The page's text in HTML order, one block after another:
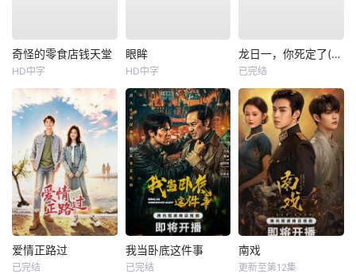
奇怪的零食店钱天堂
HD中字
眼眸
HD中字
龙日一，你死定了(短剧)
已完结
爱情正路过
已完结
我当卧底这件事
已完结
南戏
更新至第12集